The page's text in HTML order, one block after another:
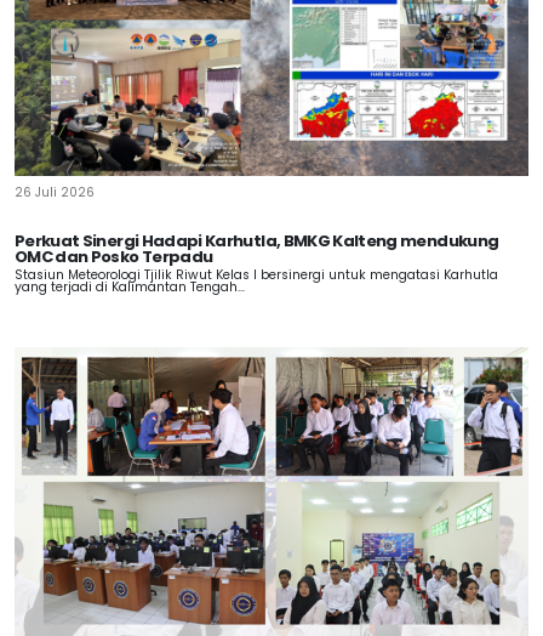
26 Juli 2026
Perkuat Sinergi Hadapi Karhutla, BMKG Kalteng mendukung
OMC dan Posko Terpadu
Stasiun Meteorologi Tjilik Riwut Kelas I bersinergi untuk mengatasi Karhutla
yang terjadi di Kalimantan Tengah...